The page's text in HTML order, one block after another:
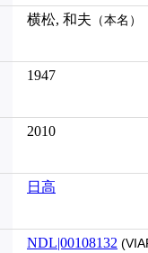
横松, 和夫 （本名）
1947
2010
日高
NDL|00108132